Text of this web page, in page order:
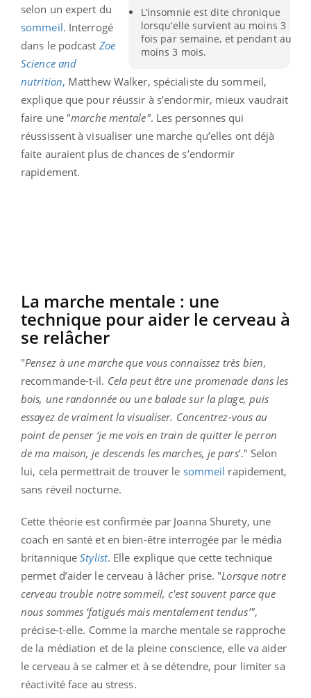
L’insomnie est dite chronique
lorsqu’elle survient au moins 3
fois par semaine, et pendant au
moins 3 mois.
selon un expert du
sommeil. Interrogé
dans le podcast Zoe
Science and
nutrition, Matthew Walker, spécialiste du sommeil,
explique que pour réussir à s’endormir, mieux vaudrait
faire une "marche mentale". Les personnes qui
réussissent à visualiser une marche qu’elles ont déjà
faite auraient plus de chances de s’endormir
rapidement.
La marche mentale : une
technique pour aider le cerveau à
se relâcher
"Pensez à une marche que vous connaissez très bien,
recommande-t-il. Cela peut être une promenade dans les
bois, une randonnée ou une balade sur la plage, puis
essayez de vraiment la visualiser. Concentrez-vous au
point de penser ‘je me vois en train de quitter le perron
de ma maison, je descends les marches, je pars’." Selon
lui, cela permettrait de trouver le sommeil rapidement,
sans réveil nocturne.
Cette théorie est confirmée par Joanna Shurety, une
coach en santé et en bien-être interrogée par le média
britanniqueStylist. Elle explique que cette technique
permet d’aider le cerveau à lâcher prise. "Lorsque notre
cerveau trouble notre sommeil, c'est souvent parce que
nous sommes ‘fatigués mais mentalement tendus’",
précise-t-elle. Comme la marche mentale se rapproche
de la médiation et de la pleine conscience, elle va aider
le cerveau à se calmer et à se détendre, pour limiter sa
réactivité face au stress.